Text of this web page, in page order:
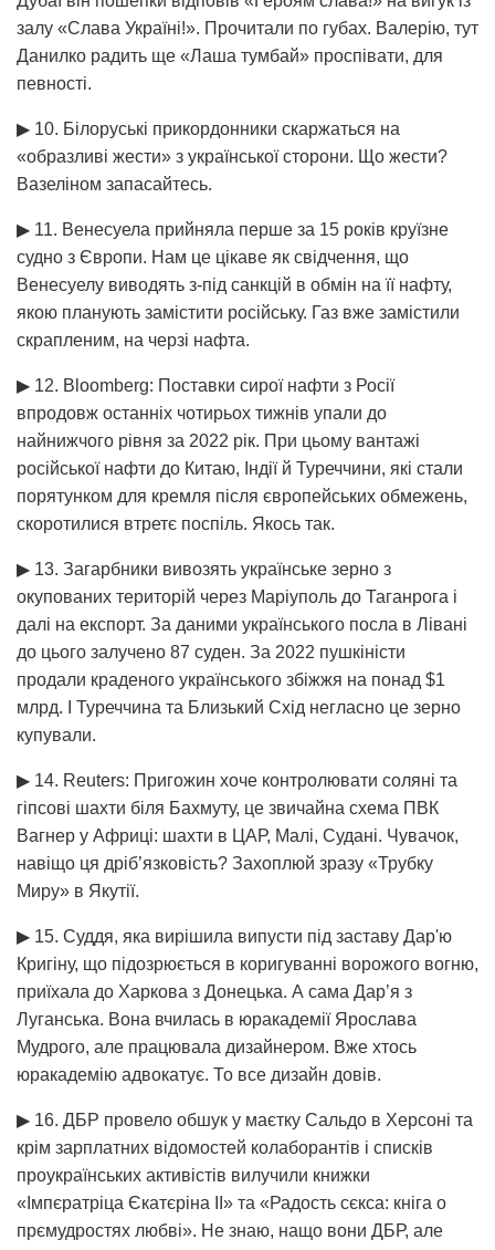
залу «Слава Україні!». Прочитали по губах. Валерію, тут
Данилко радить ще «Лаша тумбай» проспівати, для
певності.
▶ 10. Білоруські прикордонники скаржаться на
«образливі жести» з української сторони. Що жести?
Вазеліном запасайтесь.
▶ 11. Венесуела прийняла перше за 15 років круїзне
судно з Європи. Нам це цікаве як свідчення, що
Венесуелу виводять з-під санкцій в обмін на її нафту,
якою планують замістити російську. Газ вже замістили
скрапленим, на черзі нафта.
▶ 12. Bloomberg: Поставки сирої нафти з Росії
впродовж останніх чотирьох тижнів упали до
найнижчого рівня за 2022 рік. При цьому вантажі
російської нафти до Китаю, Індії й Туреччини, які стали
порятунком для кремля після європейських обмежень,
скоротилися втретє поспіль. Якось так.
▶ 13. Загарбники вивозять українське зерно з
окупованих територій через Маріуполь до Таганрога і
далі на експорт. За даними українського посла в Лівані
до цього залучено 87 суден. За 2022 пушкіністи
продали краденого українського збіжжя на понад $1
млрд. І Туреччина та Близький Схід негласно це зерно
купували.
▶ 14. Reuters: Пригожин хоче контролювати соляні та
гіпсові шахти біля Бахмуту, це звичайна схема ПВК
Вагнер у Африці: шахти в ЦАР, Малі, Судані. Чувачок,
навіщо ця дріб’язковість? Захоплюй зразу «Трубку
Миру» в Якутії.
▶ 15. Суддя, яка вирішила випусти під заставу Дар'ю
Кригіну, що підозрюється в коригуванні ворожого вогню,
приїхала до Харкова з Донецька. А сама Дар’я з
Луганська. Вона вчилась в юракадемії Ярослава
Мудрого, але працювала дизайнером. Вже хтось
юракадемію адвокатує. То все дизайн довів.
▶ 16. ДБР провело обшук у маєтку Сальдо в Херсоні та
крім зарплатних відомостей колаборантів і списків
проукраїнських активістів вилучили книжки
«Імпєратріца Єкатєріна ІІ» та «Радость сєкса: кніга о
прємудростях любві». Не знаю, нащо вони ДБР, але